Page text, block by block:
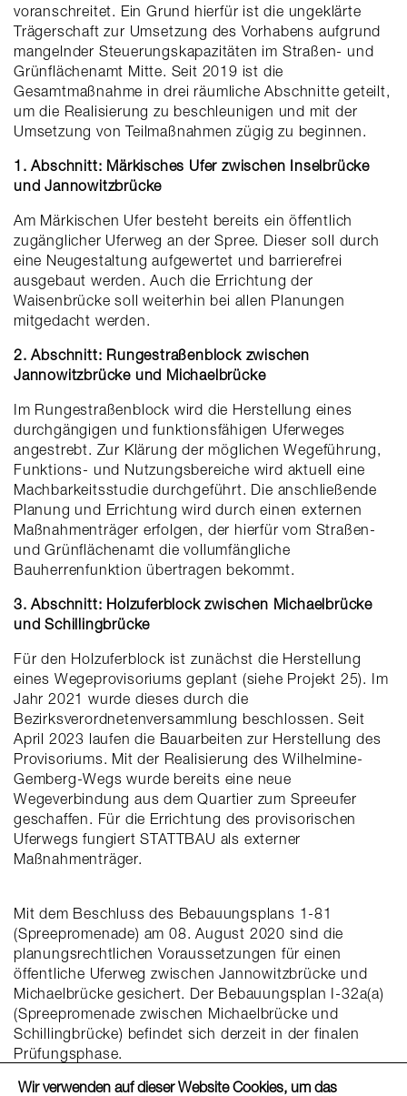
voranschreitet. Ein Grund hierfür ist die ungeklärte
Trägerschaft zur Umsetzung des Vorhabens aufgrund
mangelnder Steuerungskapazitäten im Straßen- und
Grünflächenamt Mitte. Seit 2019 ist die
Gesamtmaßnahme in drei räumliche Abschnitte geteilt,
um die Realisierung zu beschleunigen und mit der
Umsetzung von Teilmaßnahmen zügig zu beginnen.
1. Abschnitt: Märkisches Ufer zwischen Inselbrücke
und Jannowitzbrücke
Am Märkischen Ufer besteht bereits ein öffentlich
zugänglicher Uferweg an der Spree. Dieser soll durch
eine Neugestaltung aufgewertet und barrierefrei
ausgebaut werden. Auch die Errichtung der
Waisenbrücke soll weiterhin bei allen Planungen
mitgedacht werden.
2. Abschnitt: Rungestraßenblock zwischen
Jannowitzbrücke und Michaelbrücke
Im Rungestraßenblock wird die Herstellung eines
durchgängigen und funktionsfähigen Uferweges
angestrebt. Zur Klärung der möglichen Wegeführung,
Funktions- und Nutzungsbereiche wird aktuell eine
Machbarkeitsstudie durchgeführt. Die anschließende
Planung und Errichtung wird durch einen externen
Maßnahmenträger erfolgen, der hierfür vom Straßen-
und Grünflächenamt die vollumfängliche
Bauherrenfunktion übertragen bekommt.
3. Abschnitt: Holzuferblock zwischen Michaelbrücke
und Schillingbrücke
Für den Holzuferblock ist zunächst die Herstellung
eines Wegeprovisoriums geplant (siehe Projekt 25). Im
Jahr 2021 wurde dieses durch die
Bezirksverordnetenversammlung beschlossen. Seit
April 2023 laufen die Bauarbeiten zur Herstellung des
Provisoriums. Mit der Realisierung des Wilhelmine-
Gemberg-Wegs wurde bereits eine neue
Wegeverbindung aus dem Quartier zum Spreeufer
geschaffen. Für die Errichtung des provisorischen
Uferwegs fungiert STATTBAU als externer
Maßnahmenträger.
Mit dem Beschluss des Bebauungsplans 1-81
(Spreepromenade) am 08. August 2020 sind die
planungsrechtlichen Voraussetzungen für einen
öffentliche Uferweg zwischen Jannowitzbrücke und
Michaelbrücke gesichert. Der Bebauungsplan I-32a(a)
(Spreepromenade zwischen Michaelbrücke und
Schillingbrücke) befindet sich derzeit in der finalen
Prüfungsphase.
Wir verwenden auf dieser Website Cookies, um das